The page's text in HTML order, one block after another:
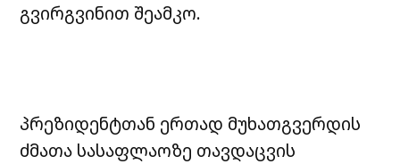
გვირგვინით შეამკო.
პრეზიდენტთან ერთად მუხათგვერდის
ძმათა სასაფლაოზე თავდაცვის